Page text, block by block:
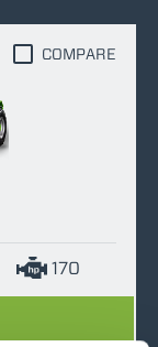
170
COMPARE